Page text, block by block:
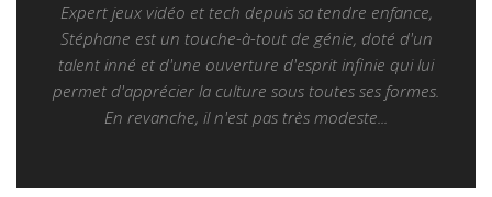
Expert jeux vidéo et tech depuis sa tendre enfance,
Stéphane est un touche-à-tout de génie, doté d'un
talent inné et d'une ouverture d'esprit infinie qui lui
permet d'apprécier la culture sous toutes ses formes.
En revanche, il n'est pas très modeste...